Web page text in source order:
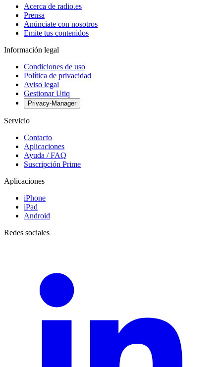
Acerca de radio.es
Prensa
Anúnciate con nosotros
Emite tus contenidos
Información legal
Condiciones de uso
Política de privacidad
Aviso legal
Gestionar Utiq
Privacy-Manager
Servicio
Contacto
Aplicaciones
Ayuda / FAQ
Suscripción Prime
Aplicaciones
iPhone
iPad
Android
Redes sociales